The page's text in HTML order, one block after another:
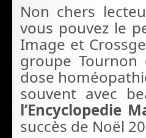
Non chers
vous pouvez le
Image et
groupe
dose
souvent avec
l’Encyclopedie
succès de Noël